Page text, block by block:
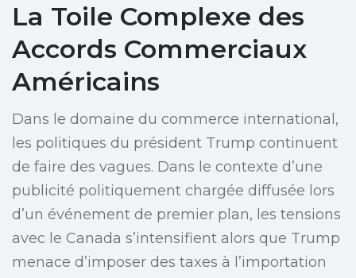
La Toile Complexe des
Accords Commerciaux
Américains
Dans le domaine du commerce international,
les politiques du président Trump continuent
de faire des vagues. Dans le contexte d’une
publicité politiquement chargée diffusée lors
d’un événement de premier plan, les tensions
avec le Canada s’intensifient alors que Trump
menace d’imposer des taxes à l’importation